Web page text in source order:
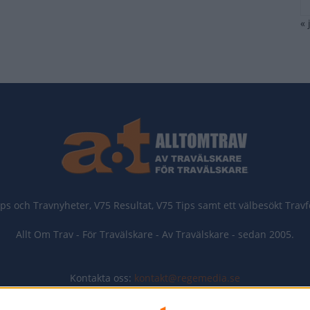
«
och Travnyheter, V75 Resultat, V75 Tips samt ett välbesökt
Allt Om Trav - För Travälskare - Av Travälskare - sedan 2005.
Kontakta oss: kontakt@regemedia.se